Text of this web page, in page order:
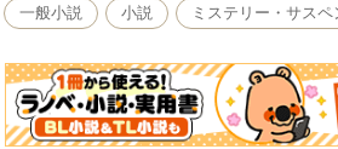
「裁判員制度」導入の今こそ必読の爆笑傍聴
一般小説 小説 ミステリー・サスペ